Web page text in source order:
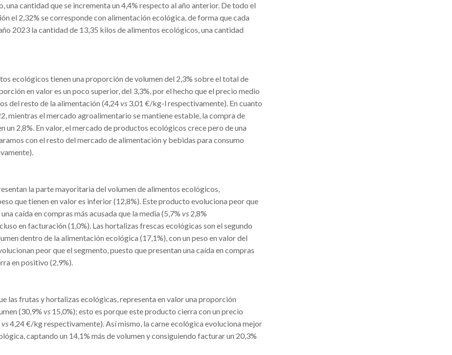
una cantidad que se incrementa un 4,4% respecto al año anterior. De todo el
el 2,32% se corresponde con alimentación ecológica, de forma que cada
2023 la cantidad de 13,35 kilos de alimentos ecológicos, una cantidad
ecológicos tienen una proporción de volumen del 2,3% sobre el total de
en valor es un poco superior, del 3,3%, por el hecho que el precio medio
del resto de la alimentación (4,24vs 3,01 €/kg-l respectivamente). En cuanto
mientras el mercado agroalimentario se mantiene estable, la compra de
un 2,8%. En valor, el mercado de productos ecológicos crece pero de una
con el resto del mercado de alimentación y bebidas para consumo
la parte mayoritaria del volumen de alimentos ecológicos,
que tienen en valor es inferior (12,8%). Este producto evoluciona peor que
caída en compras más acusada que la media (5,7%vs 2,8%
en facturación (1,0%). Las hortalizas frescas ecológicas son el segundo
dentro de la alimentación ecológica (17,1%), con un peso en valor del
peor que el segmento, puesto que presentan una caída en compras
en positivo (2,9%).
las frutas y hortalizas ecológicas, representa en valor una proporción
(30,9%vs 15,0%); esto es porque este producto cierra con un precio
vs4,24 €/kg respectivamente). Así mismo, la carne ecológica evoluciona mejor
captando un 14,1% más de volumen y consiguiendo facturar un 20,3%